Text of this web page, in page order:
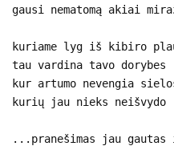
gausi nematomą akiai
kuriame lyg iš kibiro
tau vardina tavo dorybes
kur artumo nevengia
kurių jau nieks neišvydo
...pranešimas jau